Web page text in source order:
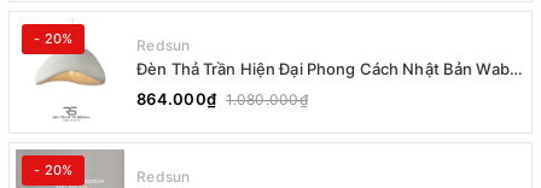
- 20% Redsun
Đèn Thả Trần Hiện Đại Phong Cách Nhật Bản Wabi-
sabi CDT-T036 Dáng A
864.000₫ 1.080.000₫
- 20% Redsun